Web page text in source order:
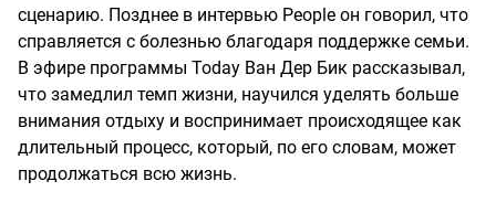
сценарию. Позднее в интервью People он говорил, что
справляется с болезнью благодаря поддержке семьи.
В эфире программы Today Ван Дер Бик рассказывал,
что замедлил темп жизни, научился уделять больше
внимания отдыху и воспринимает происходящее как
длительный процесс, который, по его словам, может
продолжаться всю жизнь.